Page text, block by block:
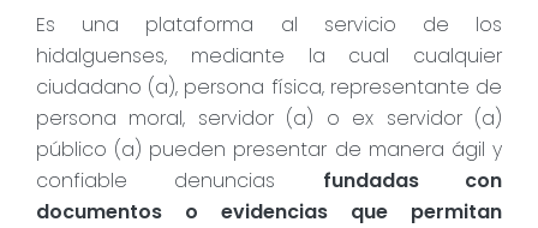
Es una plataforma al servicio de los
hidalguenses, mediante la cual cualquier
ciudadano (a), persona física, representante de
persona moral, servidor (a) o ex servidor (a)
público (a) pueden presentar de manera ágil y
confiable denuncias fundadas con
documentos o evidencias que permitan